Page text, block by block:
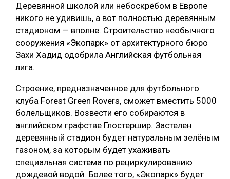
БИОЭНЕРГЕТИКА
ЛЕСОВОССТАНОВЛЕНИЕ И ЗАЩИТА
ЛОГИСТИКА
ПРОИЗВОДСТВО ДРЕВЕСНЫХ ПЛИТ
КОМПЛЕКСНАЯ ПЕРЕРАБОТКА
ЛЕСОПИЛЕНИЕ
ДЕРЕВЯННОЕ ДОМОСТРОЕНИЕ
БЕЗОПАСНОЕ ПРОИЗВОДСТВО
ПОДБОРКИ СТАТЕЙ
Деревянной школой или небоскрёбом в Европе
никого не удивишь, а вот полностью деревянным
стадионом — вполне. Строительство необычного
сооружения «Экопарк» от архитектурного бюро
Захи Хадид одобрила Английская футбольная
лига.
Строение, предназначенное для футбольного
клуба Forest Green Rovers, сможет вместить 5000
болельщиков. Возвести его собираются в
английском графстве Глостершир. Застелен
деревянный стадион будет натуральным зелёным
газоном, за которым будет ухаживать
специальная система по рециркулированию
дождевой водой. Более того, «Экопарк» будет